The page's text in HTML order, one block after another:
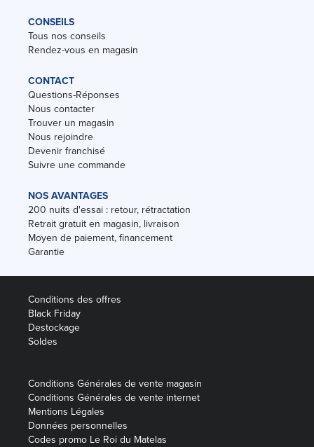
CONSEILS
Tous nos conseils
Rendez-vous en magasin
CONTACT
Questions-Réponses
Nous contacter
Trouver un magasin
Nous rejoindre
Devenir franchisé
Suivre une commande
NOS AVANTAGES
200 nuits d'essai : retour, rétractation
Retrait gratuit en magasin, livraison
Moyen de paiement, financement
Garantie
Conditions des offres
Black Friday
Destockage
Soldes
Conditions Générales de vente magasin
Conditions Générales de vente internet
Mentions Légales
Données personnelles
Codes promo Le Roi du Matelas